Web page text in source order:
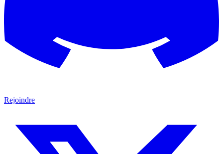
Rejoindre